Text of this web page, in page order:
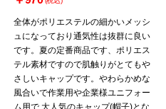
全体がポリエステルの細かいメッシ
ュになっており通気性は抜群に良い
です。夏の定番商品です、ポリエス
テル素材ですので肌触りがとてもや
さしいキャップです。やわらかめな
風合いで作業用や企業様ユニフォー
ム用で 大人気のキャップ(帽子)とな